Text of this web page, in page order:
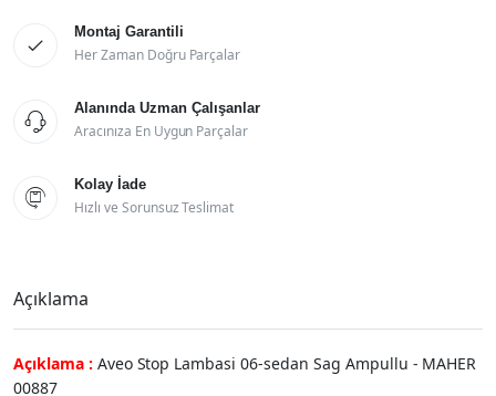

Montaj Garantili
Her Zaman Doğru Parçalar

Alanında Uzman Çalışanlar
Aracınıza En Uygun Parçalar

Kolay İade
Hızlı ve Sorunsuz Teslimat
Açıklama
Açıklama : Aveo Stop Lambasi 06-sedan Sag Ampullu - MAHER
00887